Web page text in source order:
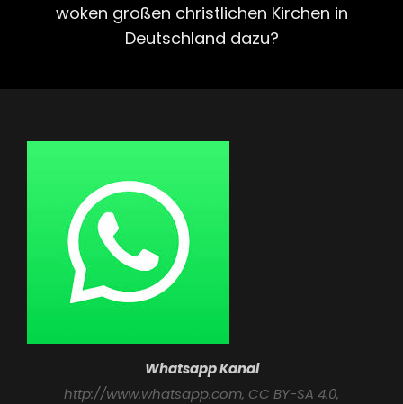
woken großen christlichen Kirchen in
Deutschland dazu?
Whatsapp Kanal
http://www.whatsapp.com, CC BY-SA 4.0,